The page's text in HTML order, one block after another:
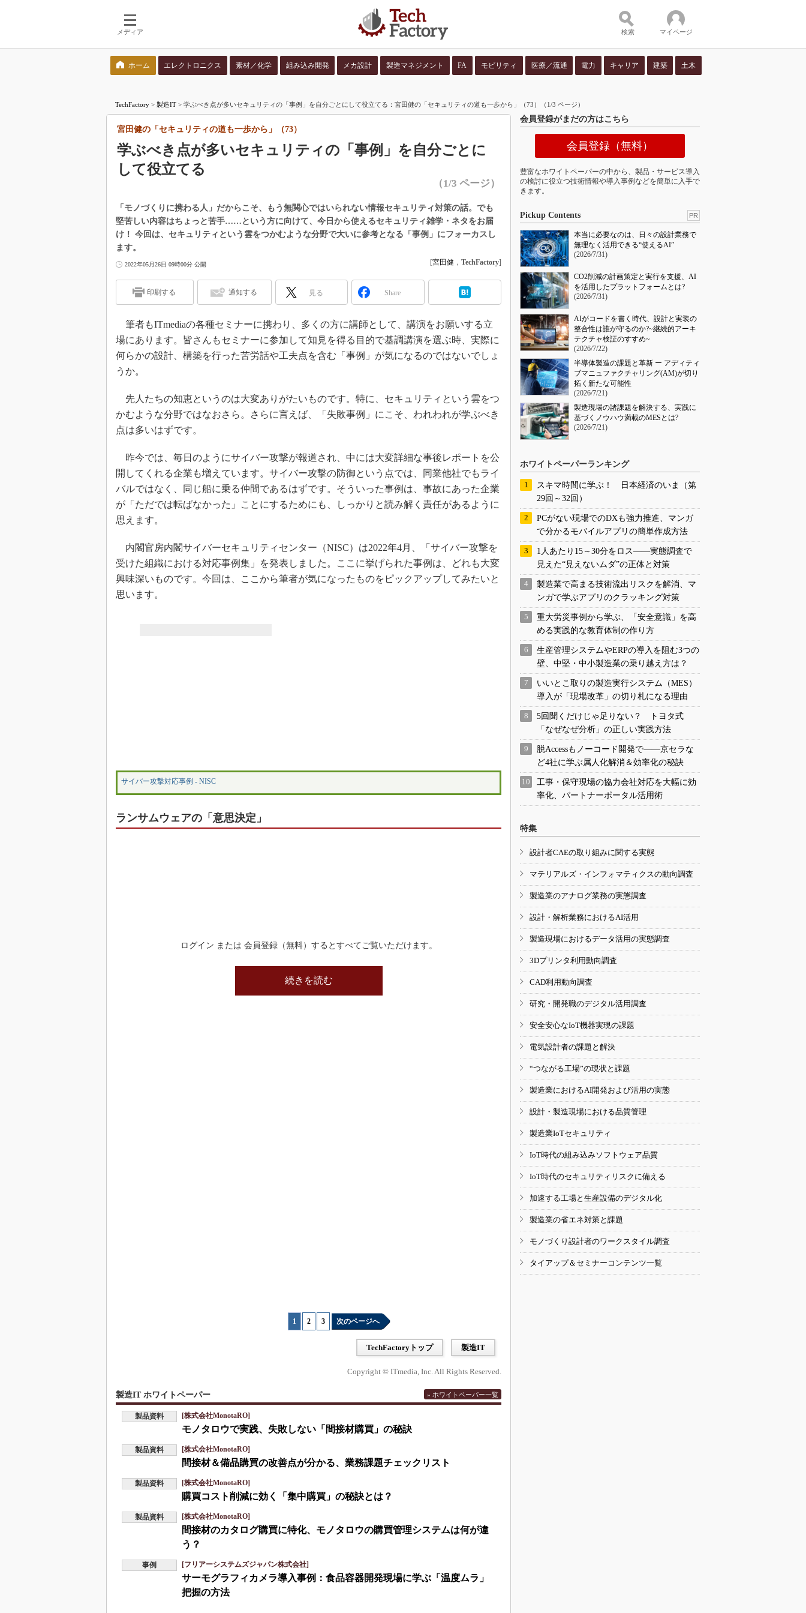
メディア 検索 マイページ
ホーム エレクトロニクス 素材／化学 組み込み開発 メカ設計 製造マネジメント FA モビリティ 医療／流通 電力 キャリア 建築 土木
TechFactory > 製造IT > 学ぶべき点が多いセキュリティの「事例」を自分ごとにして役立てる：宮田健の「セキュリティの道も一歩から」（73）（1/3 ページ）
学ぶべき点が多いセキュリティの「事例」を自分ごとに
して役立てる
宮田健の「セキュリティの道も一歩から」（73）
（1/3 ページ）
「モノづくりに携わる人」だからこそ、もう無関心ではいられない情報セキュリティ対策の話。でも
堅苦しい内容はちょっと苦手……という方に向けて、今日から使えるセキュリティ雑学・ネタをお届
け！ 今回は、セキュリティという雲をつかむような分野で大いに参考となる「事例」にフォーカスし
ます。
2022年05月26日 09時00分 公開 [宮田健 ， TechFactory]
印刷する 通知する 見る Share
筆者もITmediaの各種セミナーに携わり、多くの方に講師として、講演をお願いする立
場にあります。皆さんもセミナーに参加して知見を得る目的で基調講演を選ぶ時、実際に
何らかの設計、構築を行った苦労話や工夫点を含む「事例」が気になるのではないでしょ
うか。
先人たちの知恵というのは大変ありがたいものです。特に、セキュリティという雲をつ
かむような分野ではなおさら。さらに言えば、「失敗事例」にこそ、われわれが学ぶべき
点は多いはずです。
昨今では、毎日のようにサイバー攻撃が報道され、中には大変詳細な事後レポートを公
開してくれる企業も増えています。サイバー攻撃の防御という点では、同業他社でもライ
バルではなく、同じ船に乗る仲間であるはずです。そういった事例は、事故にあった企業
が「ただでは転ばなかった」ことにするためにも、しっかりと読み解く責任があるように
思えます。
内閣官房内閣サイバーセキュリティセンター（NISC）は2022年4月、「サイバー攻撃を
受けた組織における対応事例集」を発表しました。ここに挙げられた事例は、どれも大変
興味深いものです。今回は、ここから筆者が気になったものをピックアップしてみたいと
思います。
サイバー攻撃対応事例 - NISC
ランサムウェアの「意思決定」
ログイン または 会員登録（無料）するとすべてご覧いただけます。
続きを読む
1 2 3 次のページへ
TechFactoryトップ 製造IT
Copyright © ITmedia, Inc. All Rights Reserved.
製造IT ホワイトペーパー » ホワイトペーパー一覧
製品資料 [株式会社MonotaRO]
モノタロウで実践、失敗しない「間接材購買」の秘訣
製品資料 [株式会社MonotaRO]
間接材＆備品購買の改善点が分かる、業務課題チェックリスト
製品資料 [株式会社MonotaRO]
購買コスト削減に効く「集中購買」の秘訣とは？
製品資料 [株式会社MonotaRO]
間接材のカタログ購買に特化、モノタロウの購買管理システムは何が違
う？
事例 [フリアーシステムズジャパン株式会社]
サーモグラフィカメラ導入事例：食品容器開発現場に学ぶ「温度ムラ」
把握の方法
会員登録がまだの方はこちら
会員登録（無料）
豊富なホワイトペーパーの中から、製品・サービス導入
の検討に役立つ技術情報や導入事例などを簡単に入手で
きます。
Pickup Contents PR
本当に必要なのは、日々の設計業務で
無理なく活用できる“使えるAI”
(2026/7/31)
CO2削減の計画策定と実行を支援、AI
を活用したプラットフォームとは?
(2026/7/31)
AIがコードを書く時代、設計と実装の
整合性は誰が守るのか?~継続的アーキ
テクチャ検証のすすめ~
(2026/7/22)
半導体製造の課題と革新 ー アディティ
ブマニュファクチャリング(AM)が切り
拓く新たな可能性
(2026/7/21)
製造現場の諸課題を解決する、実践に
基づくノウハウ満載のMESとは?
(2026/7/21)
ホワイトペーパーランキング
スキマ時間に学ぶ！ 日本経済のいま（第
29回～32回）
PCがない現場でのDXも強力推進、マンガ
で分かるモバイルアプリの簡単作成方法
1人あたり15～30分をロス――実態調査で
見えた“見えないムダ”の正体と対策
製造業で高まる技術流出リスクを解消、マ
ンガで学ぶアプリのクラッキング対策
重大労災事例から学ぶ、「安全意識」を高
める実践的な教育体制の作り方
生産管理システムやERPの導入を阻む3つの
壁、中堅・中小製造業の乗り越え方は？
いいとこ取りの製造実行システム（MES）
導入が「現場改革」の切り札になる理由
5回聞くだけじゃ足りない？ トヨタ式
「なぜなぜ分析」の正しい実践方法
脱Accessもノーコード開発で――京セラな
ど4社に学ぶ属人化解消＆効率化の秘訣
工事・保守現場の協力会社対応を大幅に効
率化、パートナーポータル活用術
特集
設計者CAEの取り組みに関する実態
マテリアルズ・インフォマティクスの動向調査
製造業のアナログ業務の実態調査
設計・解析業務におけるAI活用
製造現場におけるデータ活用の実態調査
3Dプリンタ利用動向調査
CAD利用動向調査
研究・開発職のデジタル活用調査
安全安心なIoT機器実現の課題
電気設計者の課題と解決
“つながる工場”の現状と課題
製造業におけるAI開発および活用の実態
設計・製造現場における品質管理
製造業IoTセキュリティ
IoT時代の組み込みソフトウェア品質
IoT時代のセキュリティリスクに備える
加速する工場と生産設備のデジタル化
製造業の省エネ対策と課題
モノづくり設計者のワークスタイル調査
タイアップ＆セミナーコンテンツ一覧